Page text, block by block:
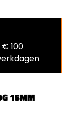
15MM
100